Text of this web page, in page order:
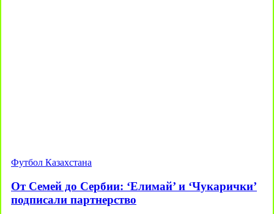
Футбол Казахстана
От Семей до Сербии: ‘Елимай’ и ‘Чукарички’
подписали партнерство